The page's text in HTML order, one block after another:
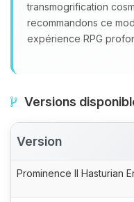
transmogrification
recommandons ce
expérience RPG
Versions
Version
Prominence II Hasturian